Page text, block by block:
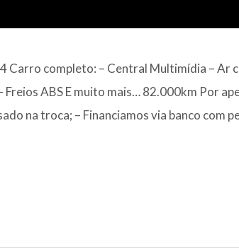
Carro completo: – Central Multimídia – Ar
ABS E muito mais… 82.000km Por
na troca; – Financiamos via banco com